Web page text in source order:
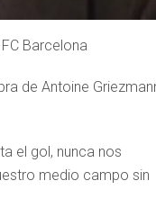
Barcelona
de Antoine
el gol, nunca nos
medio campo sin